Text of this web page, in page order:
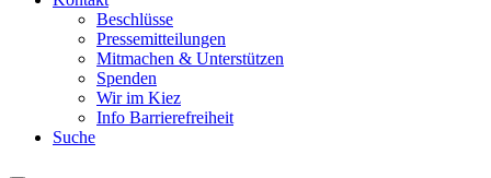
Beschlüsse
Pressemitteilungen
Mitmachen & Unterstützen
Spenden
Wir im Kiez
Info Barrierefreiheit
Suche